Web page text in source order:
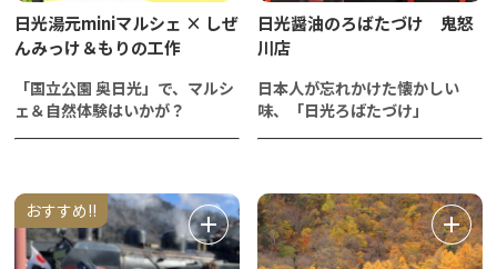
日光湯元miniマルシェ × しぜ
んみっけ＆もりの工作
「国立公園 奥日光」で、マルシ
ェ＆自然体験はいかが？
日光醤油のろばたづけ 鬼怒
川店
日本人が忘れかけた懐かしい
味、「日光ろばたづけ」
おすすめ!!